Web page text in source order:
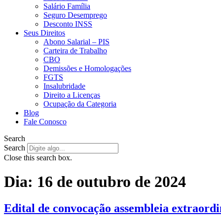
Salário Família
Seguro Desemprego
Desconto INSS
Seus Direitos
Abono Salarial – PIS
Carteira de Trabalho
CBO
Demissões e Homologações
FGTS
Insalubridade
Direito a Licenças
Ocupação da Categoria
Blog
Fale Conosco
Search
Search
Close this search box.
Dia: 16 de outubro de 2024
Edital de convocação assembleia